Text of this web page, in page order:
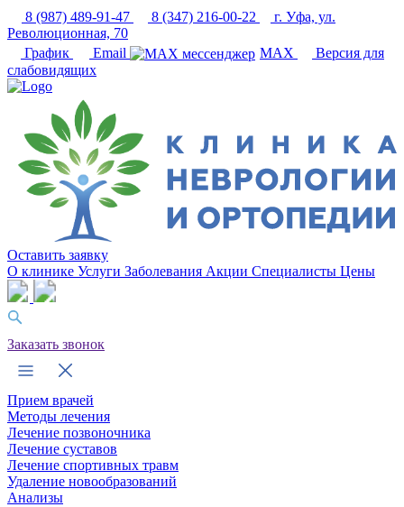
8 (987) 489-91-47 8 (347) 216-00-22
г. Уфа, ул.
Революционная, 70
График
Email MAX
Версия для
слабовидящих
Оставить заявку
О клинике Услуги Заболевания Акции Специалисты Цены
Заказать звонок
Прием врачей
Методы лечения
Лечение позвоночника
Лечение суставов
Лечение спортивных травм
Удаление новообразований
Анализы